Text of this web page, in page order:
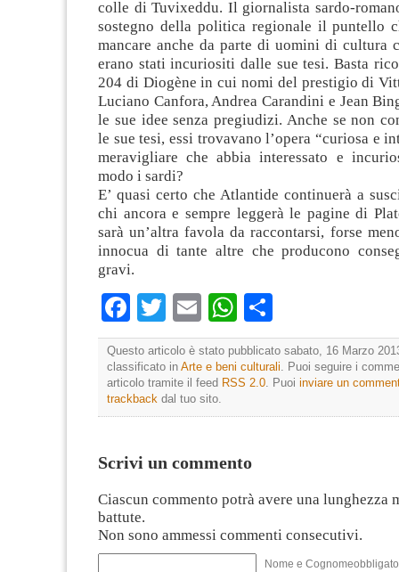
colle di Tuvixeddu. Il giornalista sardo-
sostegno della politica regionale il puntello
mancare anche da parte di uomini di cultura
erano stati incuriositi dalle sue tesi. Basta
204 di Diogène in cui nomi del prestigio di
Luciano Canfora, Andrea Carandini e Jean
le sue idee senza pregiudizi. Anche se non
le sue tesi, essi trovavano l’opera “curiosa e
meravigliare che abbia interessato e
modo i sardi?
E’ quasi certo che Atlantide continuerà a
chi ancora e sempre leggerà le pagine di
sarà un’altra favola da raccontarsi, forse
innocua di tante altre che producono
gravi.
Facebook
TwitterEmailWhatsApp
Questo articolo è stato pubblicato sabato, 16 Marzo
classificato in Arte e beni culturali. Puoi seguire i
articolo tramite il feed RSS 2.0. Puoi inviare un
trackback dal tuo sito.
Scrivi un commento
Ciascun commento potrà avere una lunghezza
battute.
Non sono ammessi commenti consecutivi.
Nome e